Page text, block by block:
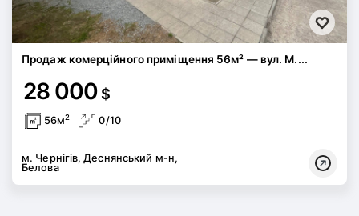
Продаж комерційного приміщення 56м² — вул. М....
28 000 $
56м2 0/10
м. Чернігів, Деснянський м-н,
Белова